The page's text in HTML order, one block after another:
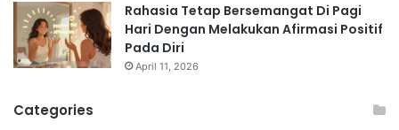
Rahasia Tetap Bersemangat Di Pagi
Hari Dengan Melakukan Afirmasi Positif
Pada Diri
April 11, 2026
Categories